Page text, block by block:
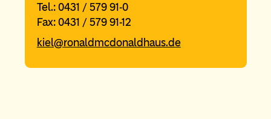
Tel.: 0431 / 579 91-0
Fax: 0431 / 579 91-12
kiel@ronaldmcdonaldhaus.de